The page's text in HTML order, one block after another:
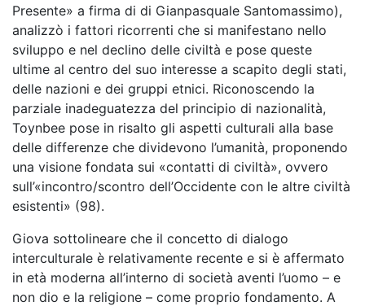
Presente» a firma di di Gianpasquale Santomassimo),
analizzò i fattori ricorrenti che si manifestano nello
sviluppo e nel declino delle civiltà e pose queste
ultime al centro del suo interesse a scapito degli stati,
delle nazioni e dei gruppi etnici. Riconoscendo la
parziale inadeguatezza del principio di nazionalità,
Toynbee pose in risalto gli aspetti culturali alla base
delle differenze che dividevono l’umanità, proponendo
una visione fondata sui «contatti di civiltà», ovvero
sull’«incontro/scontro dell’Occidente con le altre civiltà
esistenti» (98).
Giova sottolineare che il concetto di dialogo
interculturale è relativamente recente e si è affermato
in età moderna all’interno di società aventi l’uomo – e
non dio e la religione – come proprio fondamento. A